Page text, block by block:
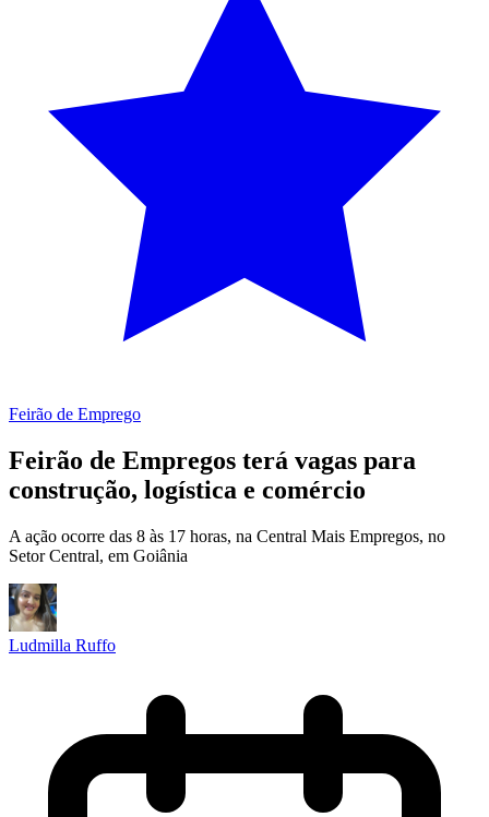
Feirão de Emprego
Feirão de Empregos terá vagas para
construção, logística e comércio
A ação ocorre das 8 às 17 horas, na Central Mais Empregos, no
Setor Central, em Goiânia
Ludmilla Ruffo